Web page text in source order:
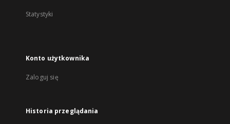
Statystyki
Konto użytkownika
Zaloguj się
Historia przeglądania